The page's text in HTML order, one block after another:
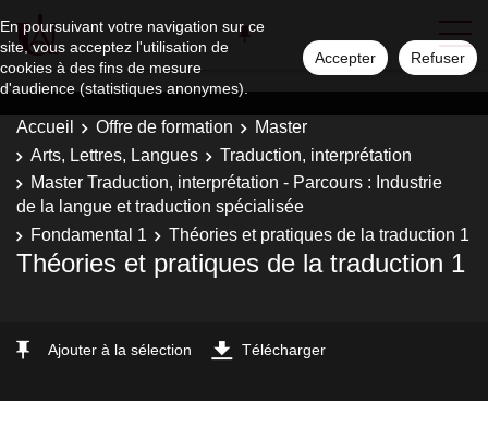
En poursuivant votre navigation sur ce
site, vous acceptez l'utilisation de
cookies à des fins de mesure
d'audience (statistiques anonymes).
Accepter Refuser
Accueil Offre de formation
Master
Arts, Lettres, Langues
Traduction, interprétation
Master Traduction, interprétation - Parcours : Industrie
de la langue et traduction spécialisée
Fondamental 1
Théories et pratiques de la traduction 1
Théories et pratiques de la traduction 1
Ajouter à la sélection Télécharger